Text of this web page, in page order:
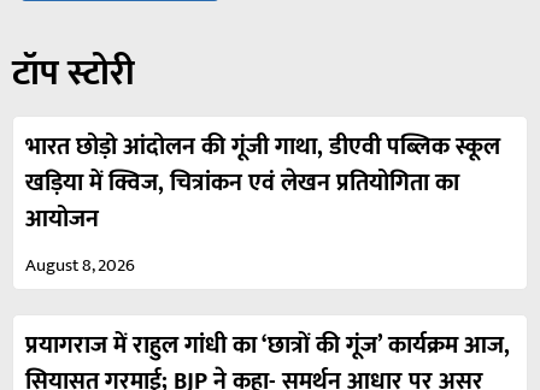
टॉप स्टोरी
भारत छोड़ो आंदोलन की गूंजी गाथा, डीएवी पब्लिक स्कूल
खड़िया में क्विज, चित्रांकन एवं लेखन प्रतियोगिता का
आयोजन
August 8, 2026
प्रयागराज में राहुल गांधी का ‘छात्रों की गूंज’ कार्यक्रम आज,